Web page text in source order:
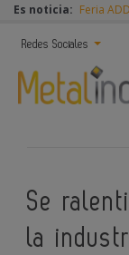
Es noticia: Feria
Redes Sociales
Se
la